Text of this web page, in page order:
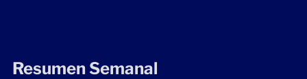
Resumen Semanal